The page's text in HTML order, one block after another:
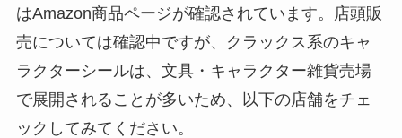
はAmazon商品ページが確認されています。店頭販
売については確認中ですが、クラックス系のキャ
ラクターシールは、文具・キャラクター雑貨売場
で展開されることが多いため、以下の店舗をチェ
ックしてみてください。